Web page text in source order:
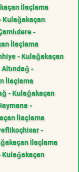
İlaçlama
Kulağakaçan
-
İlaçlama
- Kulağakaçan
Altındağ -
İlaçlama
- Kulağakaçan
-
İlaçlama
-
İlaçlama
Kulağakaçan